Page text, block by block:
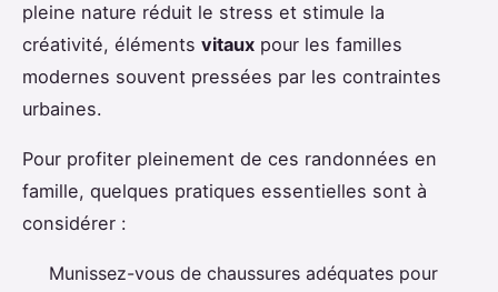
pleine nature réduit le stress et stimule la
créativité, éléments vitaux pour les familles
modernes souvent pressées par les contraintes
urbaines.
Pour profiter pleinement de ces randonnées en
famille, quelques pratiques essentielles sont à
considérer :
Munissez-vous de chaussures adéquates pour